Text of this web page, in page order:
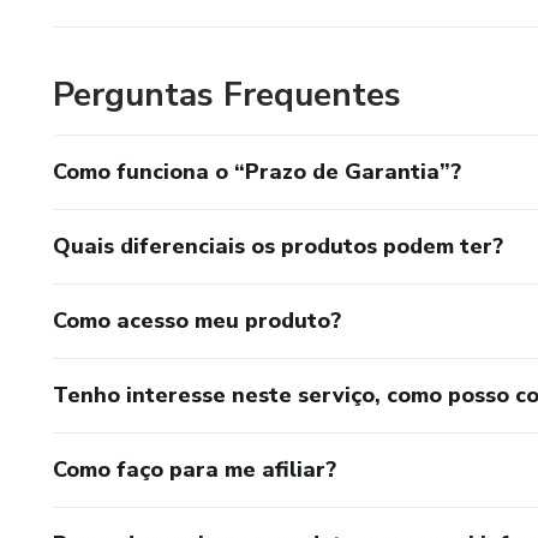
Conseguir ter mais fé e confiança na vida
Achar um caminho seguro de cocriação de seus objetivos
Ter clareza e maior conhecimento sobre tudo isso para
Perguntas Frequentes
Como funciona o “Prazo de Garantia”?
Quais diferenciais os produtos podem ter?
Como acesso meu produto?
Tenho interesse neste serviço, como posso
Como faço para me afiliar?